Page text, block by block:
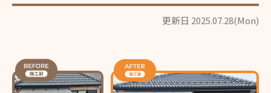
更新日 2025.07.28(Mon)